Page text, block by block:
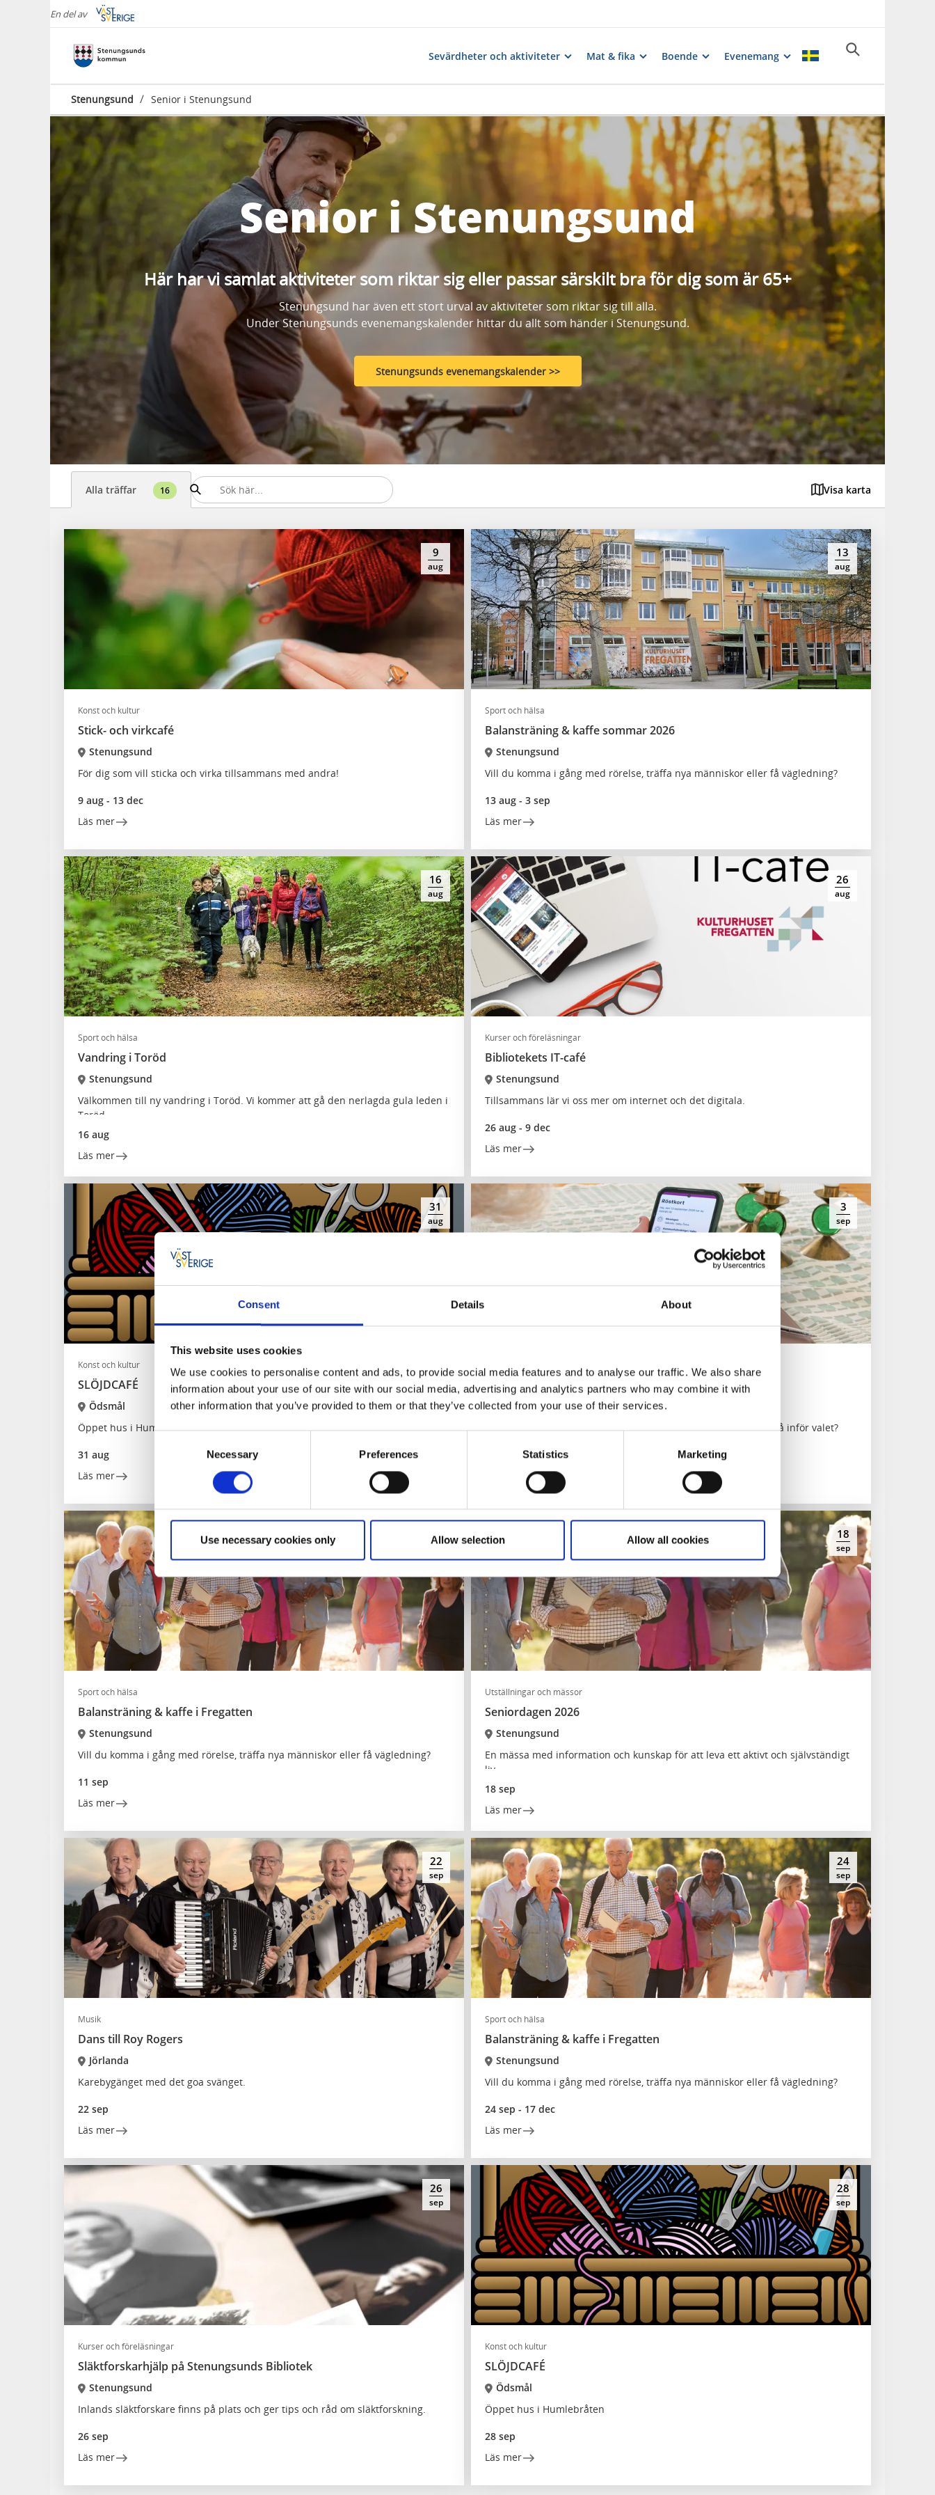
Consent Details About
This website uses cookies
We use cookies to personalise content and ads, to provide social media features and to analyse our traffic. We also share
information about your use of our site with our social media, advertising and analytics partners who may combine it with
other information that you’ve provided to them or that they’ve collected from your use of their services.
Necessary Preferences Statistics Marketing
Use necessary cookies only Allow selection Allow all cookies
En del av
Sevärdheter och aktiviteter Mat & fika Boende Evenemang
Stenungsund / Senior i Stenungsund
Senior i Stenungsund
Här har vi samlat aktiviteter som riktar sig eller passar särskilt bra för dig som är 65+
Stenungsund har även ett stort urval av aktiviteter som riktar sig till alla.
Under Stenungsunds evenemangskalender hittar du allt som händer i Stenungsund.
Stenungsunds evenemangskalender >>
Alla träffar 16 Visa karta
9
aug
Konst och kultur
Stick- och virkcafé
Stenungsund
För dig som vill sticka och virka tillsammans med andra!
9 aug - 13 dec
Läs mer
13
aug
Sport och hälsa
Balansträning & kaffe sommar 2026
Stenungsund
Vill du komma i gång med rörelse, träffa nya människor eller få vägledning?
13 aug - 3 sep
Läs mer
16
aug
Sport och hälsa
Vandring i Toröd
Stenungsund
Välkommen till ny vandring i Toröd. Vi kommer att gå den nerlagda gula leden i
Toröd.
16 aug
Läs mer
26
aug
Kurser och föreläsningar
Bibliotekets IT-café
Stenungsund
Tillsammans lär vi oss mer om internet och det digitala.
26 aug - 9 dec
Läs mer
31
aug
Konst och kultur
SLÖJDCAFÉ
Ödsmål
Öppet hus i Humlebråten
31 aug
Läs mer
3
sep
AI, Valet & Källkritik
Stenungsund
AI kan både informera och vilseleda. Hur vet vi vad vi kan lita på inför valet?
11
sep
Sport och hälsa
Balansträning & kaffe i Fregatten
Stenungsund
Vill du komma i gång med rörelse, träffa nya människor eller få vägledning?
11 sep
Läs mer
18
sep
Utställningar och mässor
Seniordagen 2026
Stenungsund
En mässa med information och kunskap för att leva ett aktivt och självständigt
liv
18 sep
Läs mer
22
sep
Musik
Dans till Roy Rogers
Jörlanda
Karebygänget med det goa svänget.
22 sep
Läs mer
24
sep
Sport och hälsa
Balansträning & kaffe i Fregatten
Stenungsund
Vill du komma i gång med rörelse, träffa nya människor eller få vägledning?
24 sep - 17 dec
Läs mer
26
sep
Kurser och föreläsningar
Släktforskarhjälp på Stenungsunds Bibliotek
Stenungsund
Inlands släktforskare finns på plats och ger tips och råd om släktforskning.
26 sep
Läs mer
28
sep
Konst och kultur
SLÖJDCAFÉ
Ödsmål
Öppet hus i Humlebråten
28 sep
Läs mer